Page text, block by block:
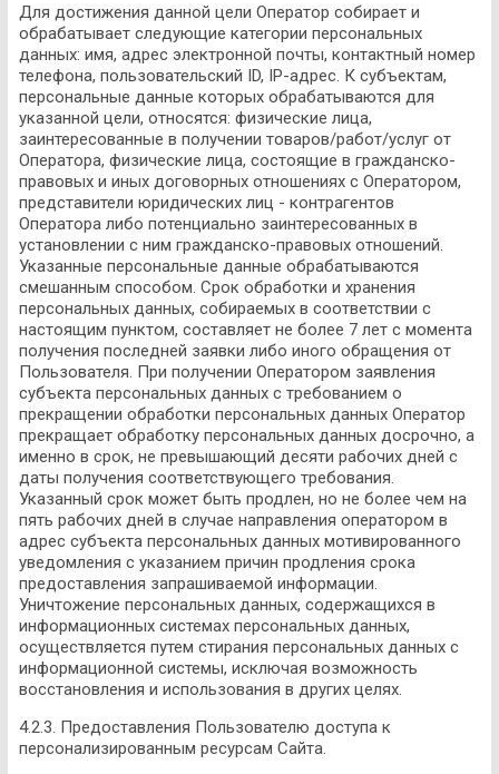
Для достижения данной цели Оператор собирает и
обрабатывает следующие категории персональных
данных: имя, адрес электронной почты, контактный номер
телефона, пользовательский ID, IP-адрес. К субъектам,
персональные данные которых обрабатываются для
указанной цели, относятся: физические лица,
заинтересованные в получении товаров/работ/услуг от
Оператора, физические лица, состоящие в гражданско-
правовых и иных договорных отношениях с Оператором,
представители юридических лиц - контрагентов
Оператора либо потенциально заинтересованных в
установлении с ним гражданско-правовых отношений.
Указанные персональные данные обрабатываются
смешанным способом. Срок обработки и хранения
персональных данных, собираемых в соответствии с
настоящим пунктом, составляет не более 7 лет с момента
получения последней заявки либо иного обращения от
Пользователя. При получении Оператором заявления
субъекта персональных данных с требованием о
прекращении обработки персональных данных Оператор
прекращает обработку персональных данных досрочно, а
именно в срок, не превышающий десяти рабочих дней с
даты получения соответствующего требования.
Указанный срок может быть продлен, но не более чем на
пять рабочих дней в случае направления оператором в
адрес субъекта персональных данных мотивированного
уведомления с указанием причин продления срока
предоставления запрашиваемой информации.
Уничтожение персональных данных, содержащихся в
информационных системах персональных данных,
осуществляется путем стирания персональных данных с
информационной системы, исключая возможность
восстановления и использования в других целях.
4.2.3. Предоставления Пользователю доступа к
персонализированным ресурсам Сайта.